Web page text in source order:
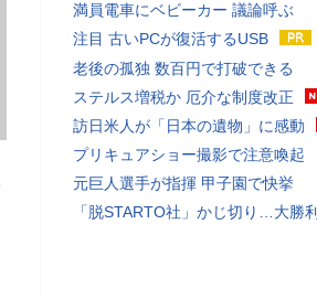
満員電車にベビーカー 議論呼ぶ
注目 古いPCが復活するUSB
老後の孤独 数百円で打破できる
ステルス増税か 厄介な制度改正
訪日米人が「日本の遺物」に感動
プリキュアショー撮影で注意喚起
元巨人選手が指揮 甲子園で快挙
「脱STARTO社」かじ切り…大勝利